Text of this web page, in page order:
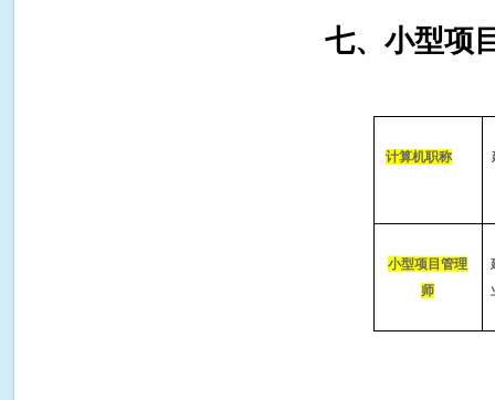
七、小型项
计算机职称
小型项目管理
师